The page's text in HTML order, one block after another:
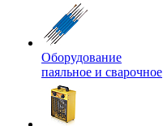
Оборудование
паяльное и сварочное